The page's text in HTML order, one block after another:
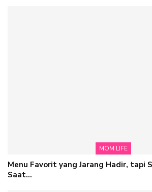
MOM LIFE
Menu Favorit yang Jarang Hadir, tapi
Saat…